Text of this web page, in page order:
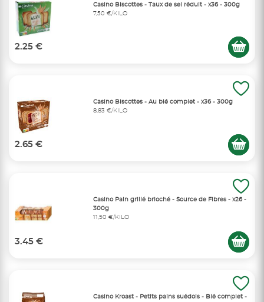
Casino Biscottes - Taux de sel réduit - x36 - 300g
7,50 €/KILO
2.25 €
Casino Biscottes - Au blé complet - x36 - 300g
8,83 €/KILO
2.65 €
Casino Pain grillé brioché - Source de Fibres - x26 -
300g
11,50 €/KILO
3.45 €
Casino Kroast - Petits pains suédois - Blé complet -